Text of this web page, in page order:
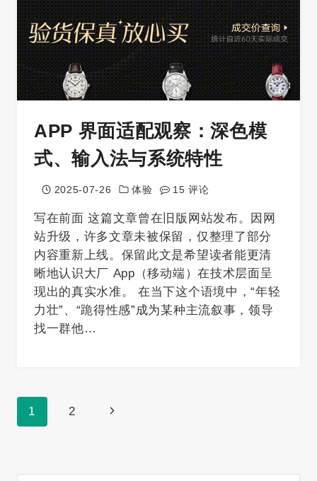
APP 界面适配观察：深色模
式、输入法与系统特性
2025-07-26 体验 15 评论
写在前面 这篇文章曾在旧版网站发布。因网
站升级，许多文章未被保留，仅整理了部分
内容重新上线。保留此文是希望读者能更清
晰地认识大厂 App（移动端）在技术层面呈
现出的真实水准。 在当下这个语境中，“年轻
力壮”、“跪得性感”成为某种主流叙事，领导
找一群他…
页
1 2
下